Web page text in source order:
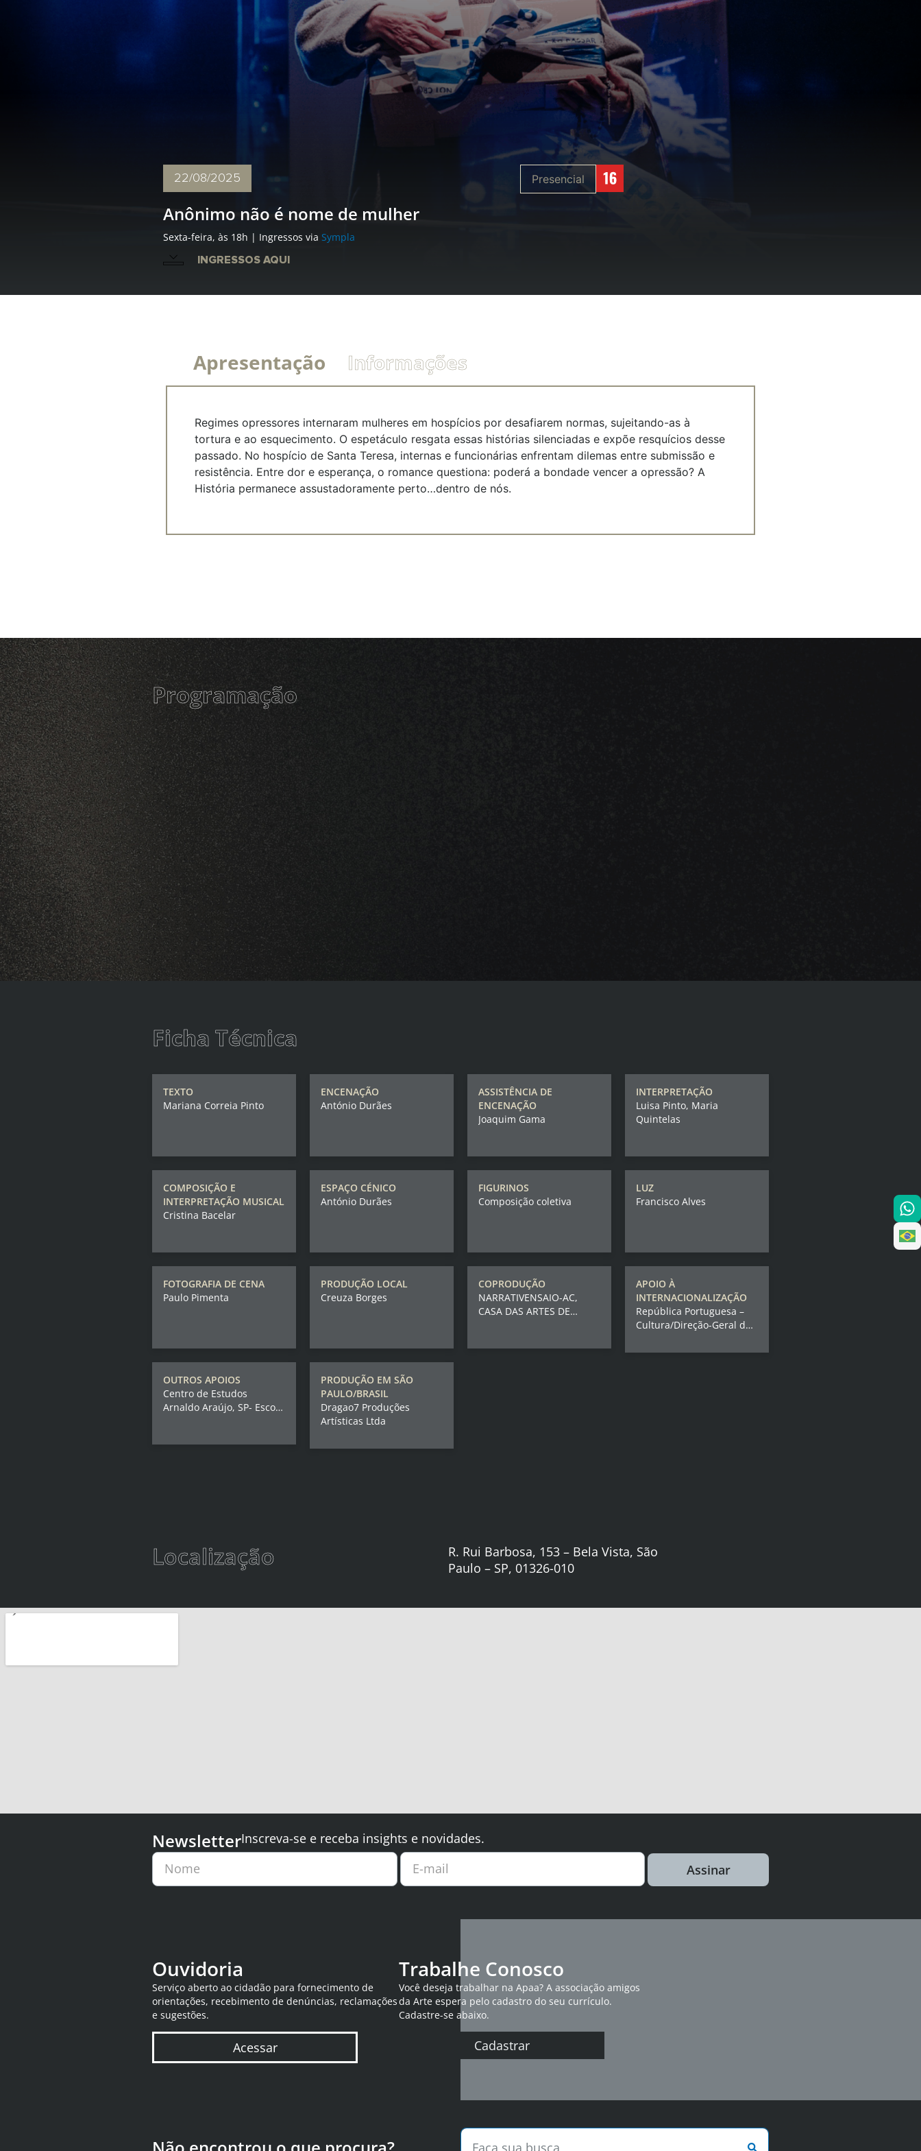
22/08/2025
Anônimo não é nome de mulher
Sexta-feira, às 18h | Ingressos via Sympla
INGRESSOS AQUI
Presencial
Apresentação Informações
Regimes opressores internaram mulheres em hospícios por desafiarem normas, sujeitando-as à
tortura e ao esquecimento. O espetáculo resgata essas histórias silenciadas e expõe resquícios desse
passado. No hospício de Santa Teresa, internas e funcionárias enfrentam dilemas entre submissão e
resistência. Entre dor e esperança, o romance questiona: poderá a bondade vencer a opressão? A
História permanece assustadoramente perto…dentro de nós.
Programação
Ficha Técnica
TEXTO
Mariana Correia Pinto
ENCENAÇÃO
António Durães
ASSISTÊNCIA DE
ENCENAÇÃO
Joaquim Gama
INTERPRETAÇÃO
Luisa Pinto, Maria
Quintelas
COMPOSIÇÃO E
INTERPRETAÇÃO MUSICAL
Cristina Bacelar
ESPAÇO CÉNICO
António Durães
FIGURINOS
Composição coletiva
LUZ
Francisco Alves
FOTOGRAFIA DE CENA
Paulo Pimenta
PRODUÇÃO LOCAL
Creuza Borges
COPRODUÇÃO
NARRATIVENSAIO-AC,
CASA DAS ARTES DE
APOIO À
INTERNACIONALIZAÇÃO
República Portuguesa –
Cultura/Direção-Geral das
OUTROS APOIOS
Centro de Estudos
Arnaldo Araújo, SP- Escola
PRODUÇÃO EM SÃO
PAULO/BRASIL
Dragao7 Produções
Artísticas Ltda
Localização
R. Rui Barbosa, 153 – Bela Vista, São
Paulo – SP, 01326-010
NewsletterInscreva-se e receba insights e novidades.
Nome
E-mail Assinar
Ouvidoria
Serviço aberto ao cidadão para fornecimento de
orientações, recebimento de denúncias, reclamações
e sugestões.
Acessar
Trabalhe Conosco
Você deseja trabalhar na Apaa? A associação amigos
da Arte espera pelo cadastro do seu currículo.
Cadastre-se abaixo.
Cadastrar